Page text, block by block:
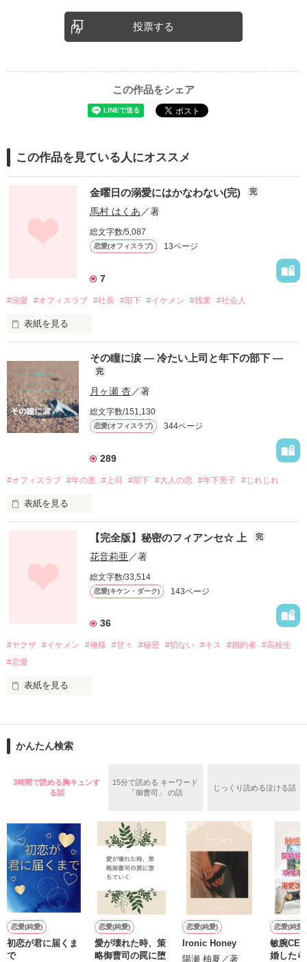
投票する
この作品をシェア
この作品を見ている人にオススメ
金曜日の溺愛にはかなわない(完) 完
馬村 はくあ ／著
総文字数/5,087
恋愛(オフィスラブ) 13ページ
7
#溺愛 #オフィスラブ #社長 #部下 #イケメン #残業 #社会人
表紙を見る
これが、鬼社長の口癖だった。
いまは、金曜日のよるふたりきりで鬼社長と残業。
たしかに、甘くみてはいけない。
「お前からキスするまで離さねえから」
7/11 50000PVありがとうございます！
7/20 100000PVありがとうございます！
＼7/11 総合60位・恋愛(中短編)17位／
その瞳に涙 ― 冷たい上司と年下の部下 ―
完
月ヶ瀬 杏／著
総文字数/151,130
恋愛(オフィスラブ) 344ページ
289
#オフィスラブ #年の差 #上司 #部下 #大人の恋 #年下男子 #じれじれ
表紙を見る
「どうしてひとりで全部背負うんですか？
強いんですね、碓氷さん」
「当たり前でしょ。
弱ってるような顔でも見せればいいのに」
冷たい上司 × 年下の部下
2019/07/26-2020/05/
作品を読む
【完全版】秘密のフィアンセ☆ 上 完
花音莉亜 ／著
総文字数/33,514
恋愛(キケン・ダーク) 143ページ
36
#ヤクザ #イケメン #俺様 #甘々 #秘密 #切ない #キス #婚約者 #高校生
#恋愛
表紙を見る
す。
ちなみに、ファン様限定公開作品の内容は、盛り込みませんの
で、お許しくださいm(_ _)m
～☆～☆～☆～☆～☆～
16歳の若宮 由奈（わかみや ゆうな）は、両親から突然、婚約
話しを持ちかけられる。
かんたん検索
3時間で読める胸キュンす
る話
15分で読める キーワード
「御曹司」 の話
じっくり読める泣ける話
恋愛(純愛)
初恋が君に届くま
で
恋愛(純愛)
愛が壊れた時、策
略御曹司の罠に堕
恋愛(純愛)
Ironic Honey
陽瀬 柚夏／著
恋愛(純愛)
敏腕
婚した